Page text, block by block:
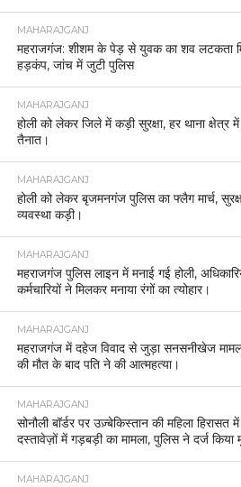
MAHARAJGANJ
महराजगंज: शीशम के पेड़ से युवक का शव लटकता
हड़कंप, जांच में जुटी पुलिस
MAHARAJGANJ
होली को लेकर जिले में कड़ी सुरक्षा, हर थाना क्षेत्र
तैनात।
MAHARAJGANJ
होली को लेकर बृजमनगंज पुलिस का फ्लैग मार्च,
व्यवस्था कड़ी।
MAHARAJGANJ
महराजगंज पुलिस लाइन में मनाई गई होली,
कर्मचारियों ने मिलकर मनाया रंगों का त्योहार।
MAHARAJGANJ
महराजगंज में दहेज विवाद से जुड़ा सनसनीखेज
की मौत के बाद पति ने की आत्महत्या।
MAHARAJGANJ
सोनौली बॉर्डर पर उज़्बेकिस्तान की महिला हिरासत में
दस्तावेज़ों में गड़बड़ी का मामला, पुलिस ने दर्ज किया
MAHARAJGANJ